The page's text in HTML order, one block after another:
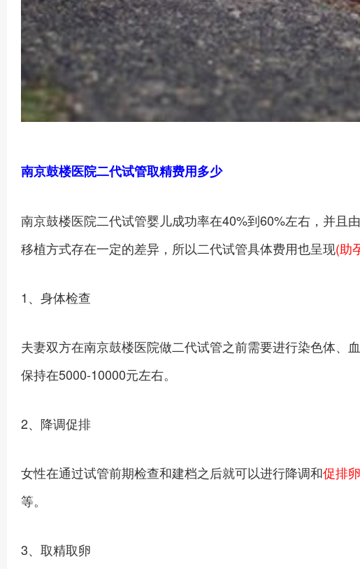
南京鼓楼医院二代试管取精费用多少
南京鼓楼医院二代试管婴儿成功率在40%到60%左右，并且
移植方式存在一定的差异，所以二代试管具体费用也呈现(助
1、身体检查
夫妻双方在南京鼓楼医院做二代试管之前需要进行染色体、
保持在5000-10000元左右。
2、降调促排
女性在通过试管前期检查和建档之后就可以进行降调和促排卵
等。
3、取精取卵